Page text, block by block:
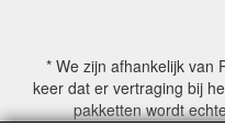
* We zijn afhankelijk van
keer dat er vertraging bij
pakketten wordt